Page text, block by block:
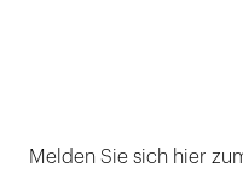
Melden Sie sich hier